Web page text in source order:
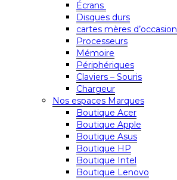
Écrans
Disques durs
cartes mères d’occasion
Processeurs
Mémoire
Périphériques
Claviers – Souris
Chargeur
Nos espaces Marques
Boutique Acer
Boutique Apple
Boutique Asus
Boutique HP
Boutique Intel
Boutique Lenovo